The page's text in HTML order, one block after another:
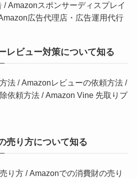
/Amazonスポンサーディスプレイ
広告代理店・広告運用代行
レビュー対策について知る
法 /Amazonレビューの依頼方法 /
依頼方法 /Amazon Vine 先取りプ
売り方について知る
り方 / Amazonでの消費財の売り